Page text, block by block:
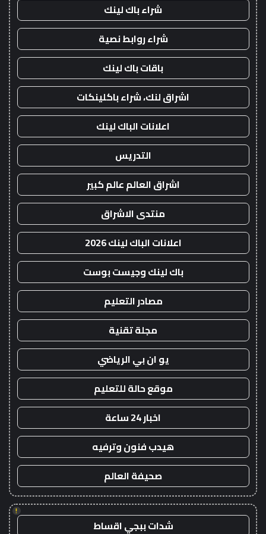
شراء باك لينك
شراء روابط نصية
باقات باك لينك
اشراق لنك، شراء باكلينكات
اعلانات الباك لينك
التدريس
اشراق العالم عالم كبير
منتدى الاشراق
اعلانات الباك لينك 2026
باك لينك وجيست بوست
مصادر التعليم
مجلة تقنية
يو ان بي الرياضي
موقع حالة للتعليم
اخبار 24 ساعة
هيدب فنون وترفيه
صحيفة العالم
!
شدات ببجي اقساط